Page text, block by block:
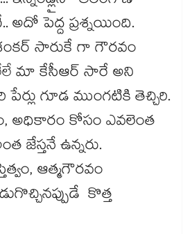
పెద్ద ప్రశ్నయింది.
సారుకే గా గౌరవం
మా కేసీఆర్ సారే అని
గూడ ముంగటికి తెచ్చిరి.
కోసం ఎవలెంత
జేస్తనే ఉన్నరు.
ఆత్మగౌరవం
కొత్త